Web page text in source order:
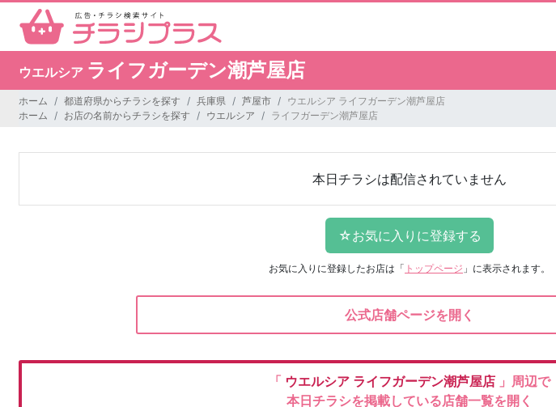
ウエルシア ライフガーデン潮芦屋店
ホーム 都道府県からチラシを探す 兵庫県 芦屋市
ウエルシア ライフガーデン潮芦屋店
ホーム
お店の名前からチラシを探す ウエルシア ライフガーデン潮芦屋店
本日チラシは配信されていません
お気に入りに登録したお店は 「 トップページ 」に表示されます。
公式店舗ページを開く
「 ウエルシア ライフガーデン潮芦屋店 」周辺で
本日チラシを掲載している店舗一覧を開く